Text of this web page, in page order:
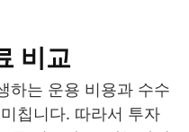
비교
하는 운용 비용과 수수
칩니다. 따라서 투자